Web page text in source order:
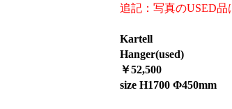
追記：写真のUSED品
Kartell
Hanger(used)
￥52,500
size H1700 Φ450mm